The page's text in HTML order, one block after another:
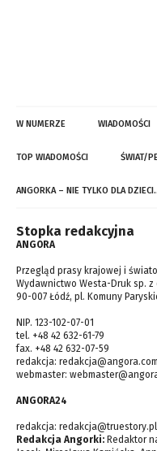
W NUMERZE WIADOMOŚCI
TOP WIADOMOŚCI ŚWIAT/
ANGORKA – NIE TYLKO DLA
Stopka redakcyjna
ANGORA
Przegląd prasy krajowej i
Wydawnictwo Westa-Druk sp. z
90-007 Łódź, pl. Komuny
NIP. 123-102-07-01
tel. +48 42 632-61-79
fax. +48 42 632-07-59
redakcja:
webmaster:
ANGORA24
redakcja: redakcja@truestory.pl
Redakcja Angorki: Redaktor